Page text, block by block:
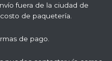
fuera de la ciudad de
de paquetería.
de pago.